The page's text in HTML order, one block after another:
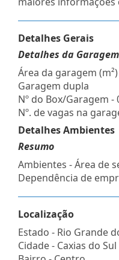
Detalhes Gerais
Detalhes da Garagem
Área da garagem (m²)
Garagem dupla
Nº do Box/Garagem -
Nº. de vagas na
Detalhes Ambientes
Resumo
Ambientes - Área de
Dependência de
Localização
Estado - Rio Grande
Cidade - Caxias do Sul